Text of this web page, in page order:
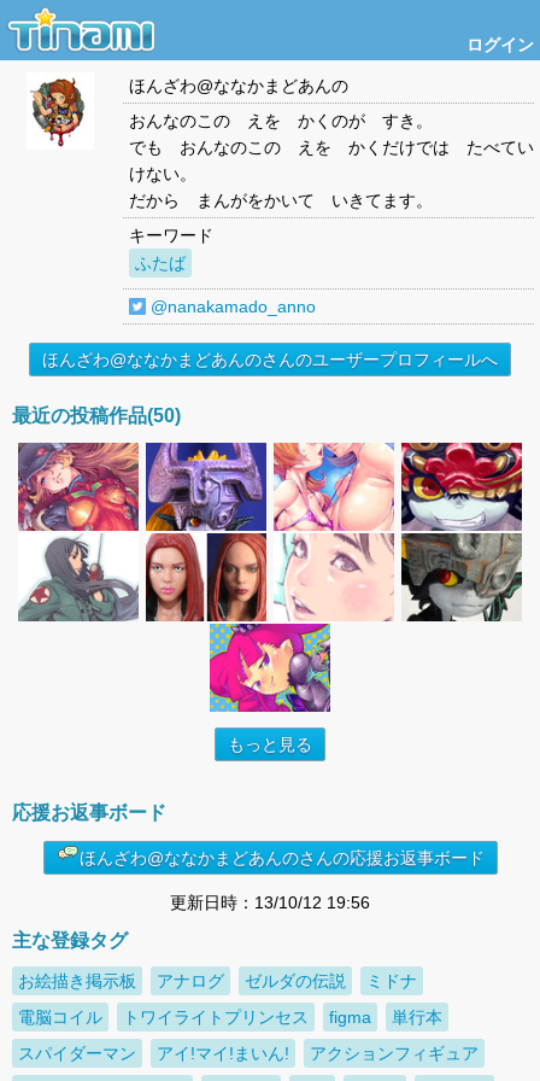
ログイン
ほんざわ@ななかまどあんの
おんなのこの えを かくのが すき。
でも おんなのこの えを かくだけでは たべてい
けない。
だから まんがをかいて いきてます。
キーワード
ふたば
@nanakamado_anno
ほんざわ@ななかまどあんのさんのユーザープロフィールへ
最近の投稿作品(50)
もっと見る
応援お返事ボード
ほんざわ@ななかまどあんのさんの応援お返事ボード
更新日時：13/10/12 19:56
主な登録タグ
お絵描き掲示板 アナログ ゼルダの伝説
ミドナ
電脳コイル
トワイライトプリンセス figma
単行本
スパイダーマン
アイ!マイ!まいん!
アクションフィギュア